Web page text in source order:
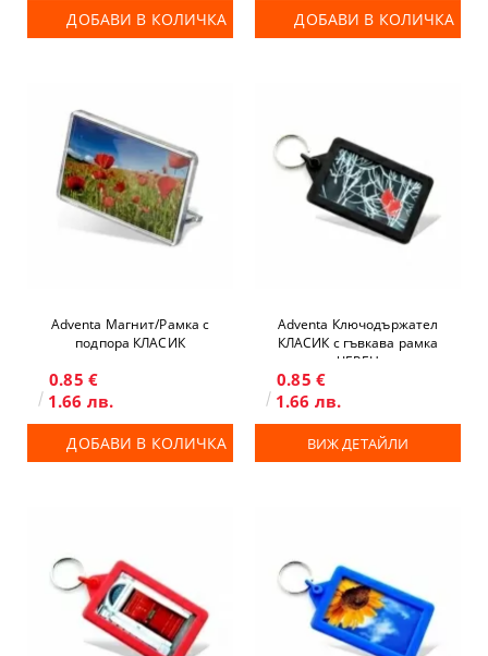
ДОБАВИ В КОЛИЧКА ДОБАВИ В КОЛИЧКА
Adventa Магнит/Рамка с
подпора КЛАСИК
0.85 €
1.66 лв.
ДОБАВИ В КОЛИЧКА
Adventa Ключодържател
КЛАСИК с гъвкава рамка
ЧЕРЕН
0.85 €
1.66 лв.
ВИЖ ДЕТАЙЛИ